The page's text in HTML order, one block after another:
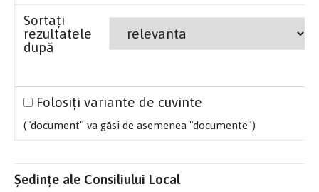
Sortați
rezultatele
după
Folosiți variante de cuvinte
("document" va găsi de asemenea "documente")
Ședințe ale Consiliului Local